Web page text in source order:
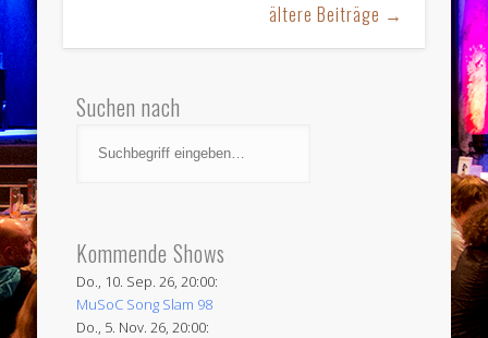
ältere Beiträge →
Suchen nach
Kommende Shows
Do., 10. Sep. 26, 20:00:
MuSoC Song Slam 98
Do., 5. Nov. 26, 20:00: